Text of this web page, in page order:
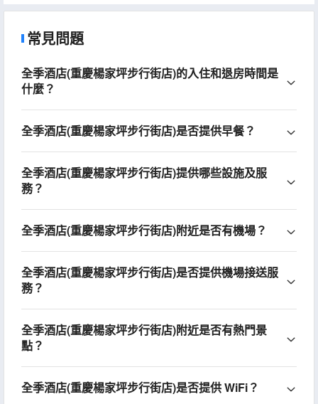
常見問題
全季酒店(重慶楊家坪步行街店)的入住和退房時間是
什麼？
全季酒店(重慶楊家坪步行街店)是否提供早餐？
全季酒店(重慶楊家坪步行街店)提供哪些設施及服
務？
全季酒店(重慶楊家坪步行街店)附近是否有機場？
全季酒店(重慶楊家坪步行街店)是否提供機場接送服
務？
全季酒店(重慶楊家坪步行街店)附近是否有熱門景
點？
全季酒店(重慶楊家坪步行街店)是否提供 WiFi？